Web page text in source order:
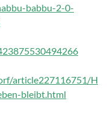
babbu-2-0-
article227116751/H
bleibt.html